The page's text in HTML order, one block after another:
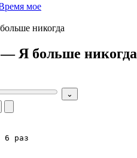
мое
никогда
Я больше никогда
⌄
6 раз